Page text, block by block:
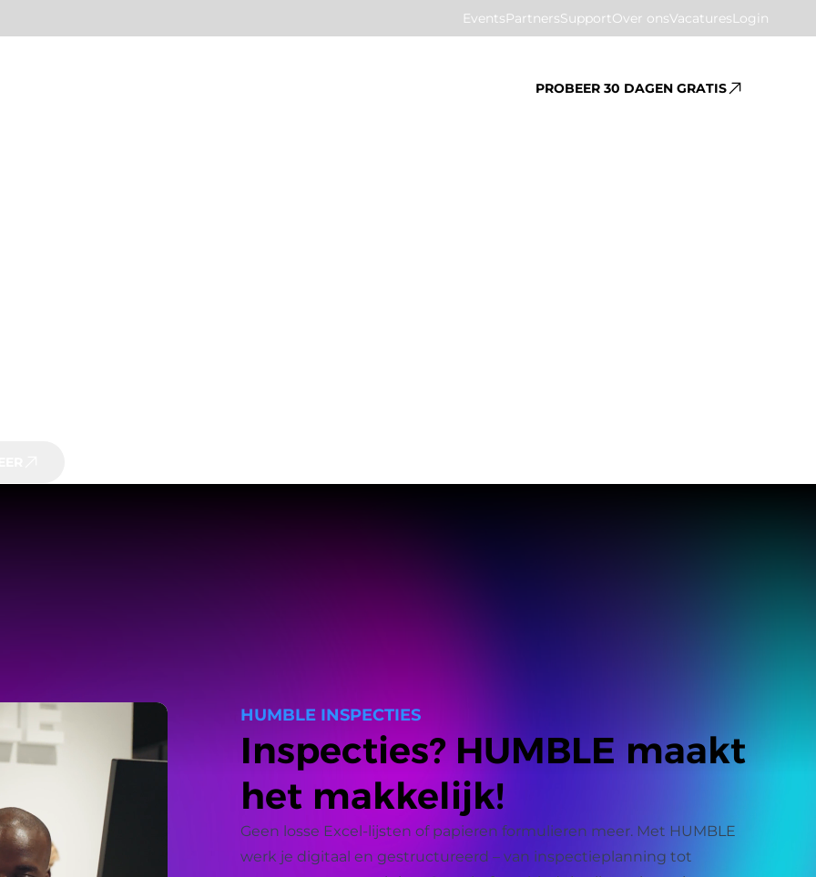
EventsPartnersSupportOver onsVacaturesLogin
PROBEER 30 DAGEN GRATIS
HUMBLE INSPECTIES
Inspecties? HUMBLE maakt
het makkelijk!
Geen losse Excel-lijsten of papieren formulieren meer. Met HUMBLE
werk je digitaal en gestructureerd – van inspectieplanning tot